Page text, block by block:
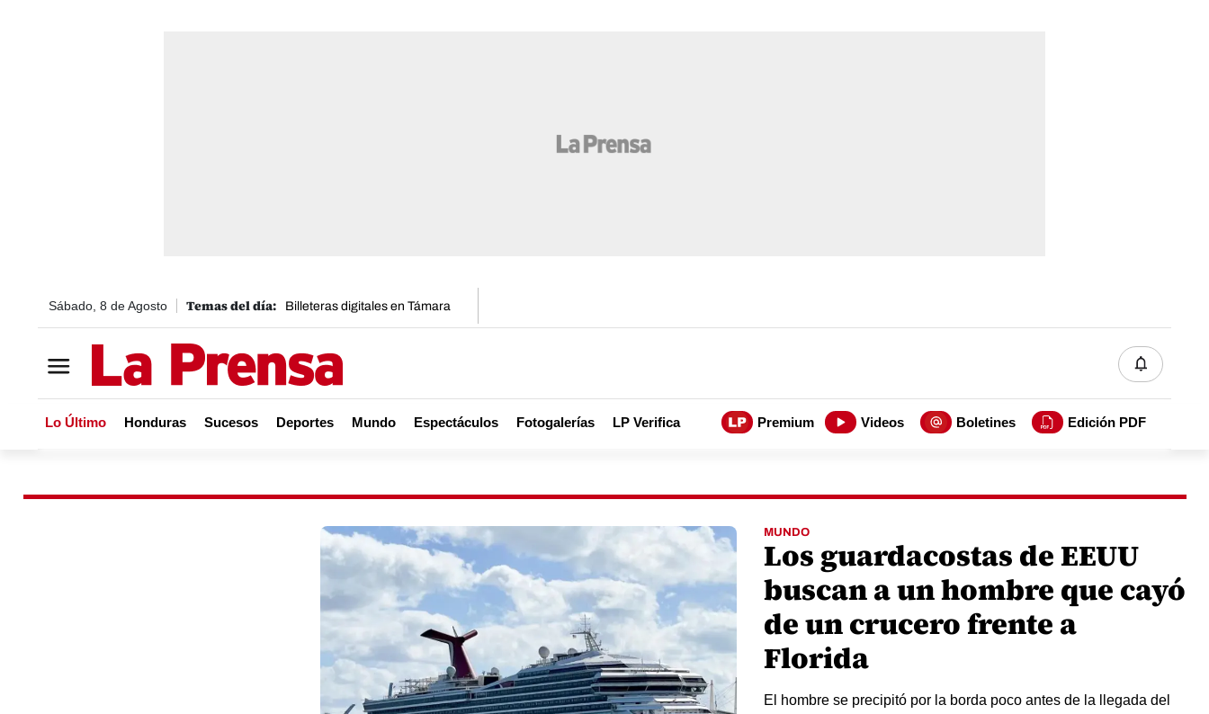
Sábado, 8 de Agosto Billeteras digitales en Támara
Lo Último Honduras Sucesos Deportes Mundo Espectáculos Fotogalerías LP Verifica Premium Videos Boletines Edición PDF
MUNDO
Los guardacostas de EEUU
buscan a un hombre que cayó
de un crucero frente a
Florida
El hombre se precipitó por la borda poco antes de la llegada del